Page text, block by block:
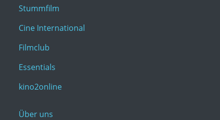
Stummfilm
Cine International
Filmclub
Essentials
kino2online
Über uns